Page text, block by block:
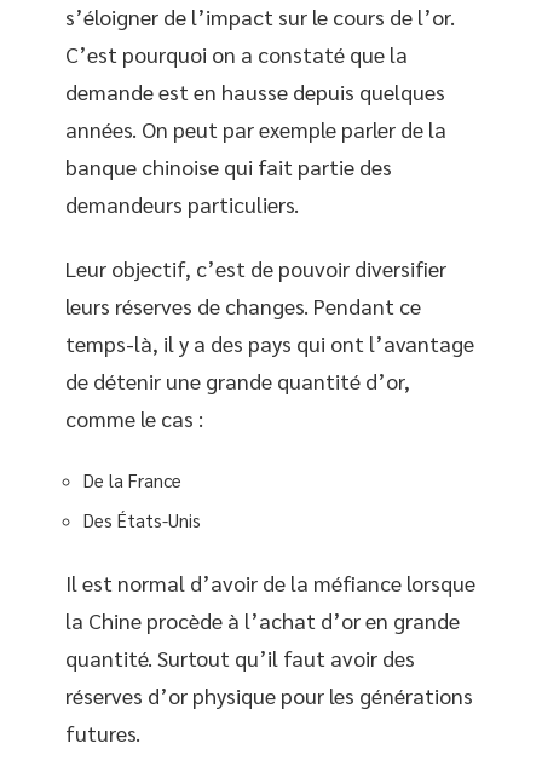
s’éloigner de l’impact sur le cours de l’or.
C’est pourquoi on a constaté que la
demande est en hausse depuis quelques
années. On peut par exemple parler de la
banque chinoise qui fait partie des
demandeurs particuliers.
Leur objectif, c’est de pouvoir diversifier
leurs réserves de changes. Pendant ce
temps-là, il y a des pays qui ont l’avantage
de détenir une grande quantité d’or,
comme le cas :
De la France
Des États-Unis
Il est normal d’avoir de la méfiance lorsque
la Chine procède à l’achat d’or en grande
quantité. Surtout qu’il faut avoir des
réserves d’or physique pour les générations
futures.